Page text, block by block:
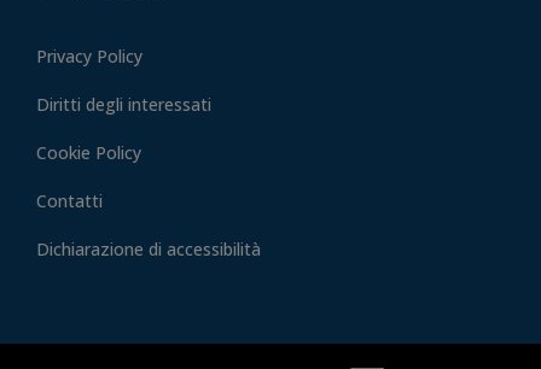
Privacy Policy
Diritti degli interessati
Cookie Policy
Contatti
Dichiarazione di accessibilità